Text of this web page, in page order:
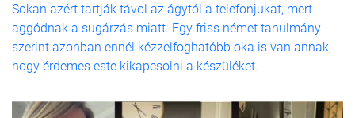
Sokan azért tartják távol az ágytól a telefonjukat, mert
aggódnak a sugárzás miatt. Egy friss német tanulmány
szerint azonban ennél kézzelfoghatóbb oka is van annak,
hogy érdemes este kikapcsolni a készüléket.